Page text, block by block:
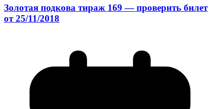
Золотая подкова тираж 169 — проверить билет
от 25/11/2018